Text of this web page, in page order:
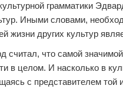
грамматики
Иными словами,
жизни других культур
считал, что самой
в целом. И насколько в
с представителем той